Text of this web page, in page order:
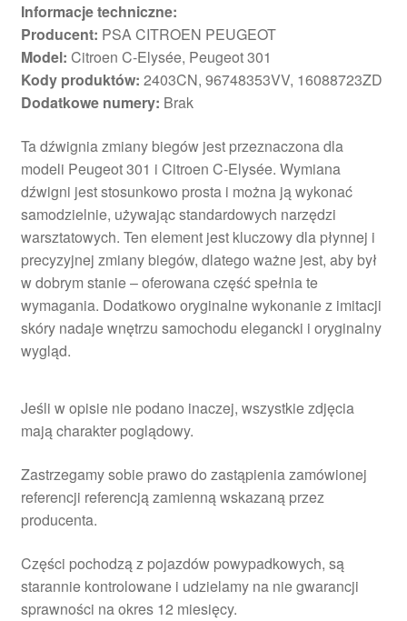
Informacje techniczne:
Producent: PSA CITROEN PEUGEOT
Model: Citroen C-Elysée, Peugeot 301
Kody produktów: 2403CN, 96748353VV, 16088723ZD
Dodatkowe numery: Brak
Ta dźwignia zmiany biegów jest przeznaczona dla
modeli Peugeot 301 i Citroen C-Elysée. Wymiana
dźwigni jest stosunkowo prosta i można ją wykonać
samodzielnie, używając standardowych narzędzi
warsztatowych. Ten element jest kluczowy dla płynnej i
precyzyjnej zmiany biegów, dlatego ważne jest, aby był
w dobrym stanie – oferowana część spełnia te
wymagania. Dodatkowo oryginalne wykonanie z imitacji
skóry nadaje wnętrzu samochodu elegancki i oryginalny
wygląd.
Jeśli w opisie nie podano inaczej, wszystkie zdjęcia
mają charakter poglądowy.
Zastrzegamy sobie prawo do zastąpienia zamówionej
referencji referencją zamienną wskazaną przez
producenta.
Części pochodzą z pojazdów powypadkowych, są
starannie kontrolowane i udzielamy na nie gwarancji
sprawności na okres 12 miesięcy.